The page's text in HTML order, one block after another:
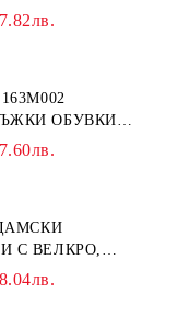
БЕЖОВИ
СВРЪХ
ДАМСКИ
С ВЕЛКРО,